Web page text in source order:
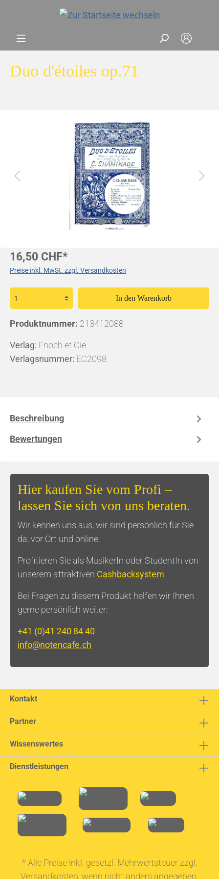
Duo d'étoiles op.71
16,50 CHF*
Preise inkl. MwSt. zzgl. Versandkosten
In den Warenkorb
Produktnummer: 213412088
Verlag: Enoch et Cie
Verlagsnummer: EC2098
Beschreibung
Bewertungen
Hier kaufen Sie vom Profi –
lassen Sie sich von uns beraten.
Wir kennen uns aus, wir sind persönlich für Sie
da, vor Ort und online.
Profitieren Sie als MusikerIn oder StudentIn von
unserem attraktiven Cashbacksystem.
Bei Fragen zu diesem Produkt helfen wir Ihnen
gerne persönlich weiter:
+41 (0)41 240 84 40
info@notencafe.ch
Kontakt
Partner
Wissenswertes
Dienstleistungen
* Alle Preise inkl. gesetzl. Mehrwertsteuer zzgl.
Versandkosten, wenn nicht anders angegeben.